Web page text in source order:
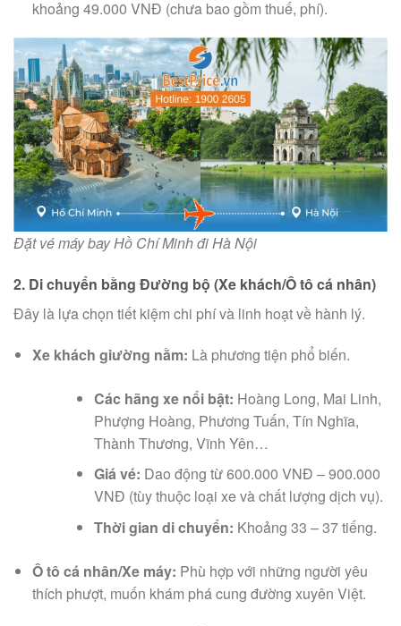
khoảng 49.000 VNĐ (chưa bao gồm thuế, phí).
Đặt vé máy bay Hồ Chí Minh đi Hà Nội
2. Di chuyển bằng Đường bộ (Xe khách/Ô tô cá nhân)
Đây là lựa chọn tiết kiệm chi phí và linh hoạt về hành lý.
Xe khách giường nằm: Là phương tiện phổ biến.
Các hãng xe nổi bật: Hoàng Long, Mai Linh,
Phượng Hoàng, Phương Tuấn, Tín Nghĩa,
Thành Thương, Vĩnh Yên…
Giá vé: Dao động từ 600.000 VNĐ – 900.000
VNĐ (tùy thuộc loại xe và chất lượng dịch vụ).
Thời gian di chuyển: Khoảng 33 – 37 tiếng.
Ô tô cá nhân/Xe máy: Phù hợp với những người yêu
thích phượt, muốn khám phá cung đường xuyên Việt.